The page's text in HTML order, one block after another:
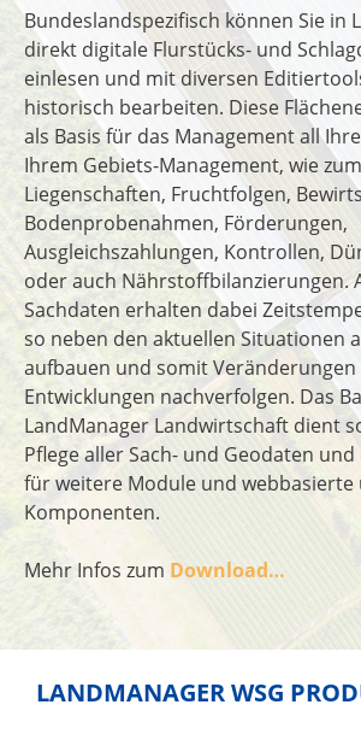
Bundeslandspezifisch können Sie in
direkt digitale Flurstücks- und
einlesen und mit diversen
historisch bearbeiten. Diese
als Basis für das Management all
Ihrem Gebiets-Management, wie
Liegenschaften, Fruchtfolgen,
Bodenprobenahmen, Förderungen,
Ausgleichszahlungen, Kontrollen,
oder auch Nährstoffbilanzierungen.
Sachdaten erhalten dabei
so neben den aktuellen Situationen
aufbauen und somit Veränderungen
Entwicklungen nachverfolgen. Das
LandManager Landwirtschaft dient
Pflege aller Sach- und Geodaten
für weitere Module und
Komponenten.
Mehr Infos zum Download…
LANDMANAGER WSG